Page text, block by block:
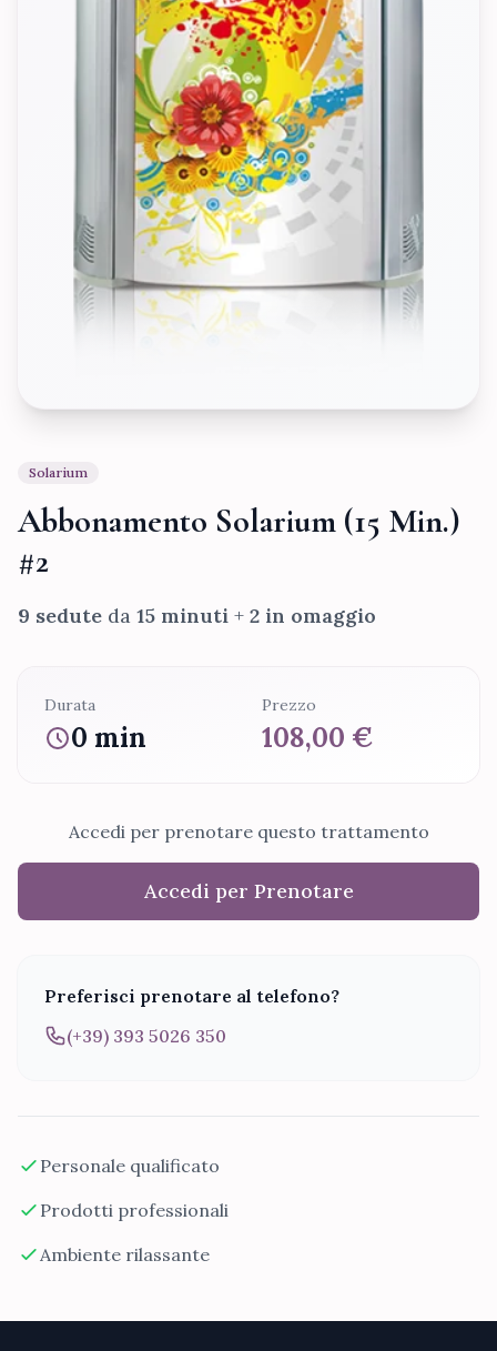
Solarium
Abbonamento Solarium (15 Min.)
#2
9 sedute da 15 minuti + 2 in omaggio
Durata
0 min
Prezzo
108,00 €
Accedi per prenotare questo trattamento
Accedi per Prenotare
Preferisci prenotare al telefono?
(+39) 393 5026 350
Personale qualificato
Prodotti professionali
Ambiente rilassante